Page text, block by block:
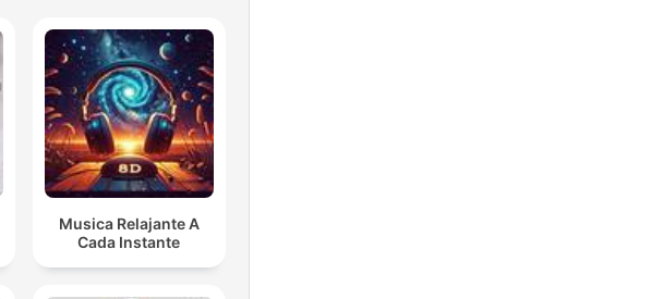
Musica Relajante A
Cada Instante